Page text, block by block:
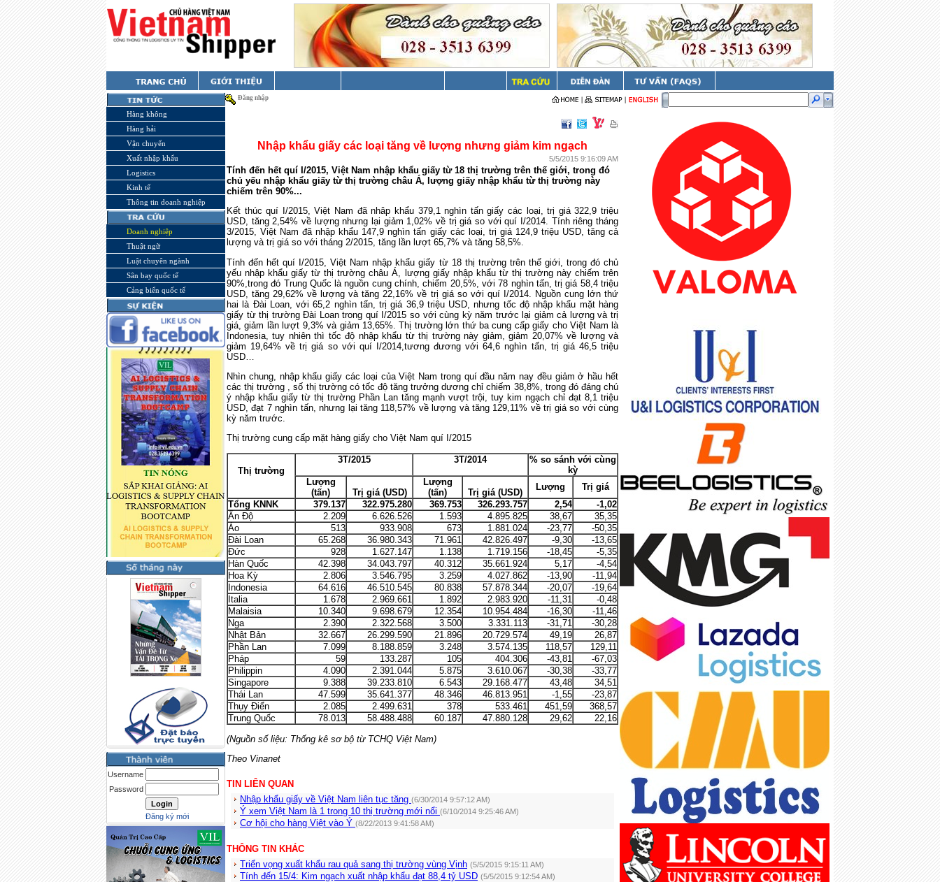
Hàng không
Hàng hải
Vận chuyển
Xuất nhập khẩu
Logistics
Kinh tế
Thông tin doanh nghiệp
Doanh nghiệp
Thuật ngữ
Luật chuyên ngành
Sân bay quốc tế
Cảng biển quốc tế
Username
Password
Đăng ký mới
Đăng nhập
Nhập khẩu giấy các loại tăng về lượng nhưng giảm kim ngạch
5/5/2015 9:16:09 AM
Tính đến hết quí I/2015, Việt Nam nhập khẩu giấy từ 18 thị trường trên thế giới, trong đó
chủ yếu nhập khẩu giấy từ thị trường châu Á, lượng giấy nhập khẩu từ thị trường này
chiếm trên 90%...
Kết thúc quí I/2015, Việt Nam đã nhâp khẩu 379,1 nghìn tấn giấy các loại, trị giá 322,9 triệu
USD, tăng 2,54% về lượng nhưng lại giảm 1,02% về trị giá so với quí I/2014. Tính riêng tháng
3/2015, Việt Nam đã nhập khẩu 147,9 nghìn tấn giấy các loại, trị giá 124,9 triệu USD, tăng cả
lượng và trị giá so với tháng 2/2015, tăng lần lượt 65,7% và tăng 58,5%.
Tính đến hết quí I/2015, Việt Nam nhập khẩu giấy từ 18 thị trường trên thế giới, trong đó chủ
yếu nhập khẩu giấy từ thị trường châu Á, lượng giấy nhập khẩu từ thị trường này chiếm trên
90%,trong đó Trung Quốc là nguồn cung chính, chiếm 20,5%, với 78 nghìn tấn, trị giá 58,4 triệu
USD, tăng 29,62% về lượng và tăng 22,16% về trị giá so với quí I/2014. Nguồn cung lớn thứ
hai là Đài Loan, với 65,2 nghìn tấn, trị giá 36,9 triệu USD, nhưng tốc độ nhập khẩu mặt hàng
giấy từ thị trường Đài Loan trong quí I/2015 so với cùng kỳ năm trước lại giảm cả lượng và trị
giá, giảm lần lượt 9,3% và giảm 13,65%. Thị trường lớn thứ ba cung cấp giấy cho Việt Nam là
Indonesia, tuy nhiên thì tốc độ nhập khẩu từ thị trường này giảm, giảm 20,07% về lượng và
giảm 19,64% về trị giá so với quí I/2014,tương đương với 64,6 nghìn tấn, trị giá 46,5 triệu
USD…
Nhìn chung, nhập khẩu giấy các loại của Việt Nam trong quí đầu năm nay đều giảm ở hầu hết
các thị trường , số thị trường có tốc độ tăng trưởng dương chỉ chiếm 38,8%, trong đó đáng chú
ý nhập khẩu giấy từ thị trường Phần Lan tăng mạnh vượt trội, tuy kim ngạch chỉ đạt 8,1 triệu
USD, đạt 7 nghìn tấn, nhưng lại tăng 118,57% về lượng và tăng 129,11% về trị giá so với cùng
kỳ năm trước.
Thị trường cung cấp mặt hàng giấy cho Việt Nam quí I/2015
Thị trường
3T/2015 3T/2014
% so sánh với cùng
kỳ
Lượng
(tấn)
Trị giá (USD)
Lượng
(tấn)
Trị giá (USD)
Lượng
Trị giá
Tổng KNNK
379.137 322.975.280 369.753 326.293.757 2,54
-1,02
Ấn Độ
2.209 6.626.526 1.593 4.895.825 38,67
35,35
Áo
513 933.908 673 1.881.024 -23,77
-50,35
Đài Loan
65.268 36.980.343 71.961 42.826.497 -9,30
-13,65
Đức
928 1.627.147 1.138 1.719.156 -18,45
-5,35
Hàn Quốc
42.398 34.043.797 40.312 35.661.924 5,17
-4,54
Hoa Kỳ
2.806 3.546.795 3.259 4.027.862 -13,90
-11,94
Indonesia
64.616 46.510.545 80.838 57.878.344 -20,07
-19,64
Italia
1.678 2.969.661 1.892 2.983.920 -11,31
-0,48
Malaisia
10.340 9.698.679 12.354 10.954.484 -16,30
-11,46
Nga
2.390 2.322.568 3.500 3.331.113 -31,71
-30,28
Nhật Bản
32.667 26.299.590 21.896 20.729.574 49,19
26,87
Phần Lan
7.099 8.188.859 3.248 3.574.135 118,57
129,11
Pháp
59 133.287 105 404.306 -43,81
-67,03
Philippin
4.090 2.391.044 5.875 3.610.067 -30,38
-33,77
Singapore
9.388 39.233.810 6.543 29.168.477 43,48
34,51
Thái Lan
47.599 35.641.377 48.346 46.813.951 -1,55
-23,87
Thụy Điển
2.085 2.499.631 378 533.461 451,59
368,57
Trung Quốc
78.013 58.488.488 60.187 47.880.128 29,62 22,16
(Nguồn số liệu: Thống kê sơ bộ từ TCHQ Việt Nam)
Theo Vinanet
TIN LIÊN QUAN
Nhập khẩu giấy về Việt Nam liên tục tăng (6/30/2014 9:57:12 AM)
Ý xem Việt Nam là 1 trong 10 thị trường mới nổi (6/10/2014 9:25:46 AM)
Cơ hội cho hàng Việt vào Ý (8/22/2013 9:41:58 AM)
THÔNG TIN KHÁC
Triển vọng xuất khẩu rau quả sang thị trường vùng Vịnh (5/5/2015 9:15:11 AM)
Tính đến 15/4: Kim ngạch xuất nhập khẩu đạt 88,4 tỷ USD (5/5/2015 9:12:54 AM)